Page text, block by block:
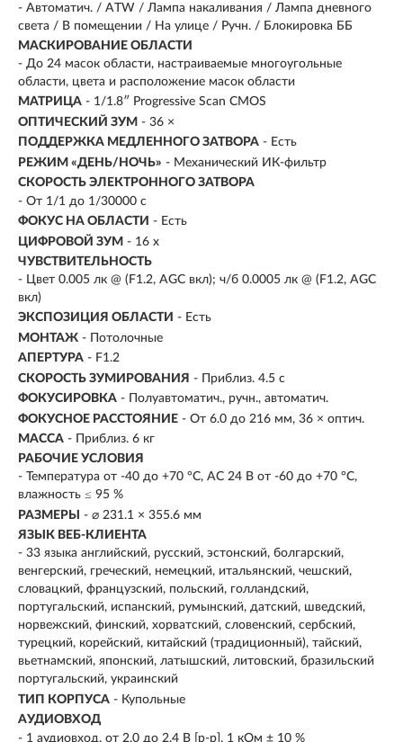
- Автоматич. / ATW / Лампа накаливания / Лампа дневного
света / В помещении / На улице / Ручн. / Блокировка ББ
МАСКИРОВАНИЕ ОБЛАСТИ
- До 24 масок области, настраиваемые многоугольные
области, цвета и расположение масок области
МАТРИЦА - 1/1.8″ Progressive Scan CMOS
ОПТИЧЕСКИЙ ЗУМ - 36 ×
ПОДДЕРЖКА МЕДЛЕННОГО ЗАТВОРА - Есть
РЕЖИМ «ДЕНЬ/НОЧЬ» - Механический ИК-фильтр
СКОРОСТЬ ЭЛЕКТРОННОГО ЗАТВОРА
- От 1/1 до 1/30000 с
ФОКУС НА ОБЛАСТИ - Есть
ЦИФРОВОЙ ЗУМ - 16 x
ЧУВСТВИТЕЛЬНОСТЬ
- Цвет 0.005 лк @ (F1.2, AGC вкл); ч/б 0.0005 лк @ (F1.2, AGC
вкл)
ЭКСПОЗИЦИЯ ОБЛАСТИ - Есть
МОНТАЖ - Потолочные
АПЕРТУРА - F1.2
СКОРОСТЬ ЗУМИРОВАНИЯ - Приблиз. 4.5 с
ФОКУСИРОВКА - Полуавтоматич., ручн., автоматич.
ФОКУСНОЕ РАССТОЯНИЕ - От 6.0 до 216 мм, 36 × оптич.
МАССА - Приблиз. 6 кг
РАБОЧИЕ УСЛОВИЯ
- Температура от -40 до +70 °C, AC 24 В от -60 до +70 °C,
влажность ≤ 95 %
РАЗМЕРЫ
- ⌀ 231.1 × 355.6 мм
ЯЗЫК ВЕБ-КЛИЕНТА
- 33 языка английский, русский, эстонский, болгарский,
венгерский, греческий, немецкий, итальянский, чешский,
словацкий, французский, польский, голландский,
португальский, испанский, румынский, датский, шведский,
норвежский, финский, хорватский, словенский, сербский,
турецкий, корейский, китайский (традиционный), тайский,
вьетнамский, японский, латышский, литовский, бразильский
португальский, украинский
ТИП КОРПУСА - Купольные
АУДИОВХОД
- 1 аудиовход, от 2.0 до 2.4 В [p-p], 1 кОм ± 10 %